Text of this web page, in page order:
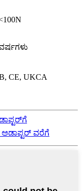
CE, UKCA
ಅಡಾಪ್ಟರ್ ವರೆಗೆ